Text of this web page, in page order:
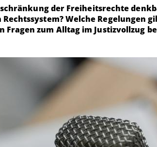
der Freiheitsrechte
Welche Regelungen
Fragen zum Alltag im